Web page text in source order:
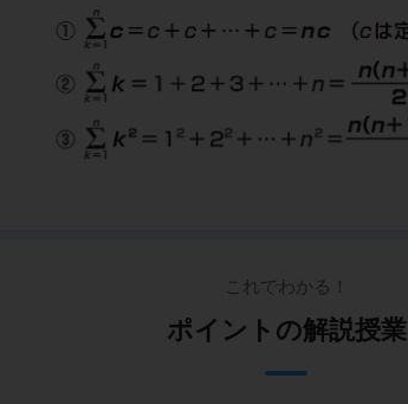
これでわかる！
ポイントの解説授業